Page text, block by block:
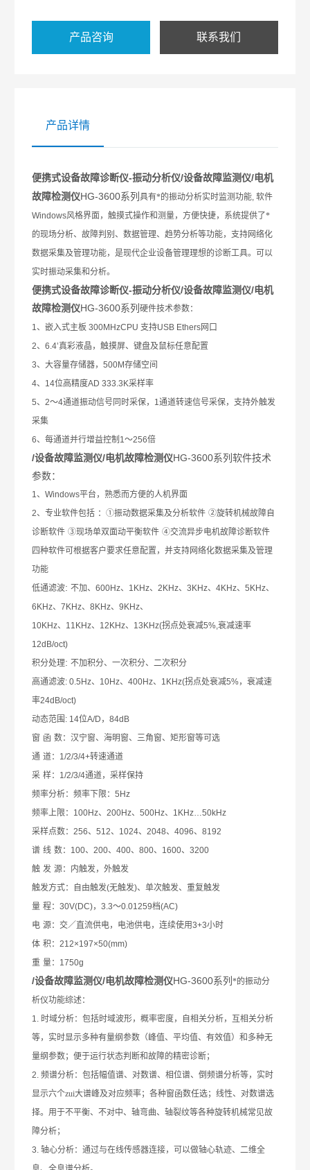
产品咨询 联系我们
产品详情
便携式设备故障诊断仪-振动分析仪/设备故障监测仪/电机
故障检测仪HG-3600系列具有*的振动分析实时监测功能,软件
Windows风格界面，触摸式操作和测量，方便快捷，系统提供了*
的现场分析、故障判别、数据管理、趋势分析等功能，支持网络化
数据采集及管理功能，是现代企业设备管理理想的诊断工具。可以
实时振动采集和分析。
便携式设备故障诊断仪-振动分析仪/设备故障监测仪/电机
故障检测仪HG-3600系列硬件技术参数：
1、嵌入式主板 300MHzCPU 支持USB Ethers网口
2、6.4’真彩液晶，触摸屏、键盘及鼠标任意配置
3、大容量存储器，500M存储空间
4、 14位高精度AD 333.3K采样率
5、2～4通道振动信号同时采保， 1通道转速信号采保，支持外触发
采集
6、每通道并行增益控制 1～256倍
/设备故障监测仪/电机故障检测仪HG-3600系列软件技术
参数：
1、Windows平台，熟悉而方便的人机界面
2、专业软件包括 ：①振动数据采集及分析软件 ②旋转机械故障自
诊断软件 ③现场单双面动平衡软件 ④交流异步电机故障诊断软件
四种软件可根据客户要求任意配置，并支持网络化数据采集及管理
功能
低通滤波:不加、600Hz、 1KHz、2KHz、3KHz、4KHz、5KHz、
6KHz、7KHz、8KHz、9KHz、
10KHz、 11KHz、 12KHz、 13KHz(拐点处衰减5%,衰减速率
12dB/oct)
积分处理:不加积分、一次积分、二次积分
高通滤波: 0.5Hz、 10Hz、400Hz、 1KHz(拐点处衰减5%，衰减速
率24dB/oct)
动态范围 : 14位A/D ，84dB
窗 函 数：汉宁窗、海明窗、三角窗、矩形窗等可选
通 道： 1/2/3/4+转速通道
采 样： 1/2/3/4通道，采样保持
频率分析：频率下限：5Hz
频率上限： 100Hz、200Hz、500Hz、 1KHz…50kHz
采样点数：256、512、 1024、2048、4096、8192
谱 线 数： 100、200、400、800、 1600、3200
触 发 源：内触发，外触发
触发方式：自由触发(无触发)、单次触发、重复触发
量 程：30V(DC)，3.3～0.01259档(AC)
电 源：交／直流供电，电池供电，连续使用3+3小时
体 积：212×197×50(mm)
重 量： 1750g
/设备故障监测仪/电机故障检测仪HG-3600系列*的振动分
析仪功能综述：
1. 时域分析：包括时域波形，概率密度，自相关分析，互相关分析
等，实时显示多种有量纲参数（峰值、平均值、有效值）和多种无
量纲参数；便于运行状态判断和故障的精密诊断；
2.频谱分析：包括幅值谱、对数谱、相位谱、倒频谱分析等，实时
显示六个zui大谱峰及对应频率；各种窗函数任选；线性、对数谱选
择。用于不平衡、不对中、轴弯曲、轴裂纹等各种旋转机械常见故
障分析；
3.轴心分析：通过与在线传感器连接，可以做轴心轨迹、二维全